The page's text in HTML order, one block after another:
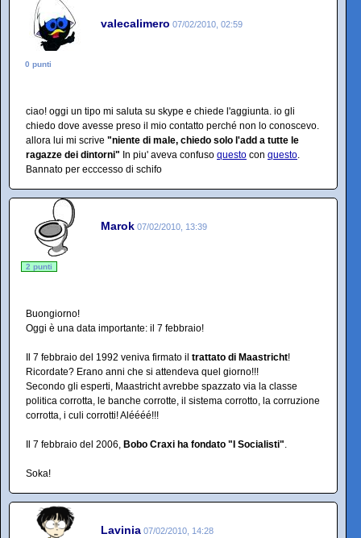
valecalimero 07/02/2010, 02:59
0 punti
ciao! oggi un tipo mi saluta su skype e chiede l'aggiunta. io gli
chiedo dove avesse preso il mio contatto perché non lo conoscevo.
allora lui mi scrive "niente di male, chiedo solo l'add a tutte le
ragazze dei dintorni" In piu' aveva confuso questo con questo
Bannato per ecccesso di schifo
Marok 07/02/2010, 13:39
2 punti
Buongiorno!
Oggi è una data importante: il 7 febbraio!
Il 7 febbraio del 1992 veniva firmato il trattato di Maastricht!
Ricordate? Erano anni che si attendeva quel giorno!!!
Secondo gli esperti, Maastricht avrebbe spazzato via la classe
politica corrotta, le banche corrotte, il sistema corrotto, la corruzione
corrotta, i culi corrotti! Aléééé!!!
Il 7 febbraio del 2006, Bobo Craxi ha fondato "I Socialisti"
Soka!
Lavinia 07/02/2010, 14:28